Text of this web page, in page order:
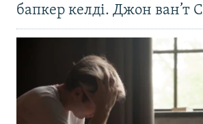
бапкер келді. Джон ван’т